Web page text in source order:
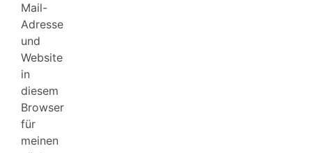
Mail-
Adresse
und
Website
in
diesem
Browser
für
meinen